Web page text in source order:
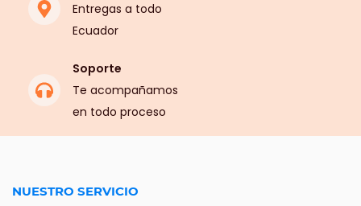
​Entregas a todo
Ecuador
Soporte
Te acompañamos
en todo proceso
NUESTRO SERVICIO